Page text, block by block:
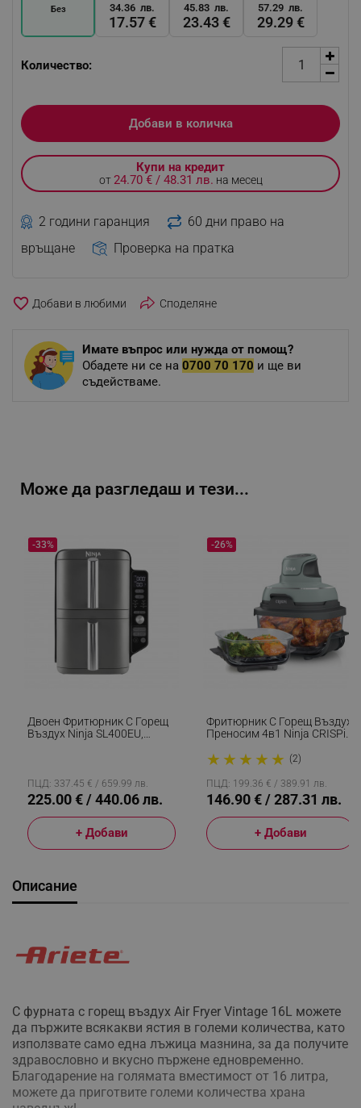
Без
17.57 €
34.36 лв.
23.43 €
45.83 лв.
29.29 €
57.29 лв.
Количество:
Добави в количка
Купи на кредит
от24.70 € / 48.31 лв. на месец
2 години гаранция
60 дни право на
връщане
Проверка на пратка
favorite_border Споделяне
Имате въпрос или нужда от помощ?
Обадете ни се на 0700 70 170 и ще ви
съдействаме.
Може да разгледаш и тези...
Двоен Фритюрник С Горещ
Въздух Ninja SL400EU,
-33%
ПЦД: 337.45 € / 659.99 лв.
225.00 € / 440.06 лв.
+ Добави
Фритюрник С Горещ Въздух
Преносим 4в1 Ninja CRISPi
Порции, 2 Стъклени
Контейнера, 4 Програми,
Без PFAS И BPA, Зелен
★ ★ ★ ★ ★ (2)
-26%
ПЦД: 199.36 € / 389.91 лв.
146.90 € / 287.31 лв.
+ Добави
Описание
С фурната с горещ въздух Air Fryer Vintage 16L можете
да пържите всякакви ястия в големи количества, като
използвате само една лъжица мазнина, за да получите
здравословно и вкусно пържене едновременно.
Благодарение на голямата вместимост от 16 литра,
можете да приготвите големи количества храна